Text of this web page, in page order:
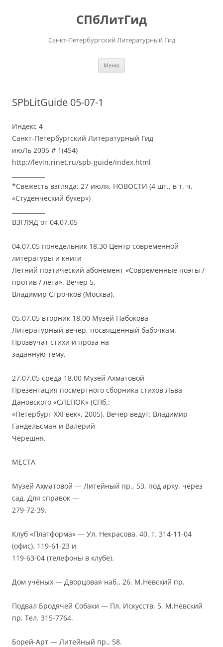
СПбЛитГид
Санкт-Петербургский Литературный Гид
Меню
SPbLitGuide 05-07-1
Индекс 4
Санкт-Петербургский Литературный Гид
июЛь 2005 # 1(454)
http://levin.rinet.ru/spb-guide/index.html
*Свежесть взгляда: 27 июля, НОВОСТИ (4 шт., в т. ч.
«Студенческий букер»)
ВЗГЛЯД от 04.07.05
04.07.05 понедельник 18.30 Центр современной
литературы и книги
Летний поэтический абонемент «Современные поэты /
против / лета». Вечер 5.
Владимир Строчков (Москва).
05.07.05 вторник 18.00 Музей Набокова
Литературный вечер, посвящённый бабочкам.
Прозвучат стихи и проза на
заданную тему.
27.07.05 среда 18.00 Музей Ахматовой
Презентация посмертного сборника стихов Льва
Дановского «СЛЕПОК» (СПб.:
«Петербург-XXI век», 2005). Вечер ведут: Владимир
Гандельсман и Валерий
Черешня.
МЕСТА
Музей Ахматовой — Литейный пр., 53, под арку, через
сад. Для справок —
279-72-39.
Клуб «Платформа» — Ул. Некрасова, 40. т. 314-11-04
(офис). 119-61-23 и
119-63-04 (телефоны в клубе).
Дом учёных — Дворцовая наб., 26. М.Невский пр.
Подвал Бродячей Собаки — Пл. Искусств, 5. М.Невский
пр. Тел. 315-7764.
Борей-Арт — Литейный пр., 58.